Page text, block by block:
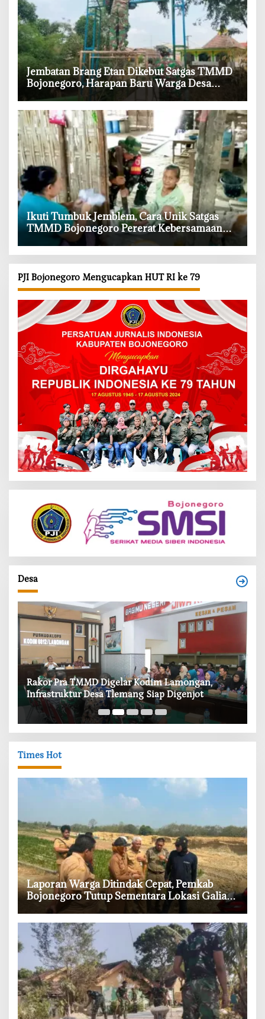
‎Jembatan Brang Etan Dikebut Satgas TMMD
Bojonegoro, Harapan Baru Warga Desa
Kesongo
‎Ikuti Tumbuk Jemblem, Cara Unik Satgas
TMMD Bojonegoro Pererat Kebersamaan
dengan Warga
PJI Bojonegoro Mengucapkan HUT RI ke 79
Desa
‎Rakor Pra TMMD Digelar Kodim Lamongan,
Infrastruktur Desa Tlemang Siap Digenjot
Times Hot
‎Laporan Warga Ditindak Cepat, Pemkab
Bojonegoro Tutup Sementara Lokasi Galian
Tanah di Trucuk